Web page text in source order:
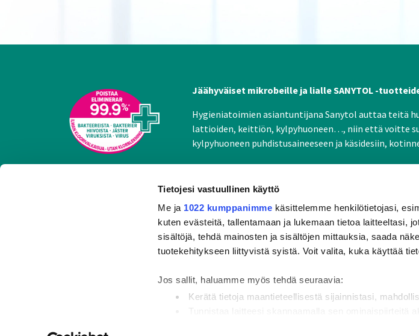
Tietojesi vastuullinen käyttö
Me ja 1022 kumppanimme käsittelemme henkilötietojasi,
kuten evästeitä, tallentamaan ja lukemaan tietoa laitteeltasi,
sisältöjä, tehdä mainosten ja sisältöjen mittauksia, saada
tuotekehitykseen liittyvistä syistä. Voit valita, kuka käyttää
Jos sallit, haluamme myös tehdä seuraavia:
Kerätä tietoja maantieteellisestä sijainnistasi,
Jäähyväiset mikrobeille ja lialle SANYTOL -
Hygieniatoimien asiantuntijana Sanytol auttaa teitä
lattioiden, keittiön, kylpyhuoneen…, niin että voitte
kylpyhuoneen puhdistusaineeseen ja käsidesiin,
Sanytol asiantuntijuus
Keitä me olemme?
Sanytol-takuu
Kestävä kehitys